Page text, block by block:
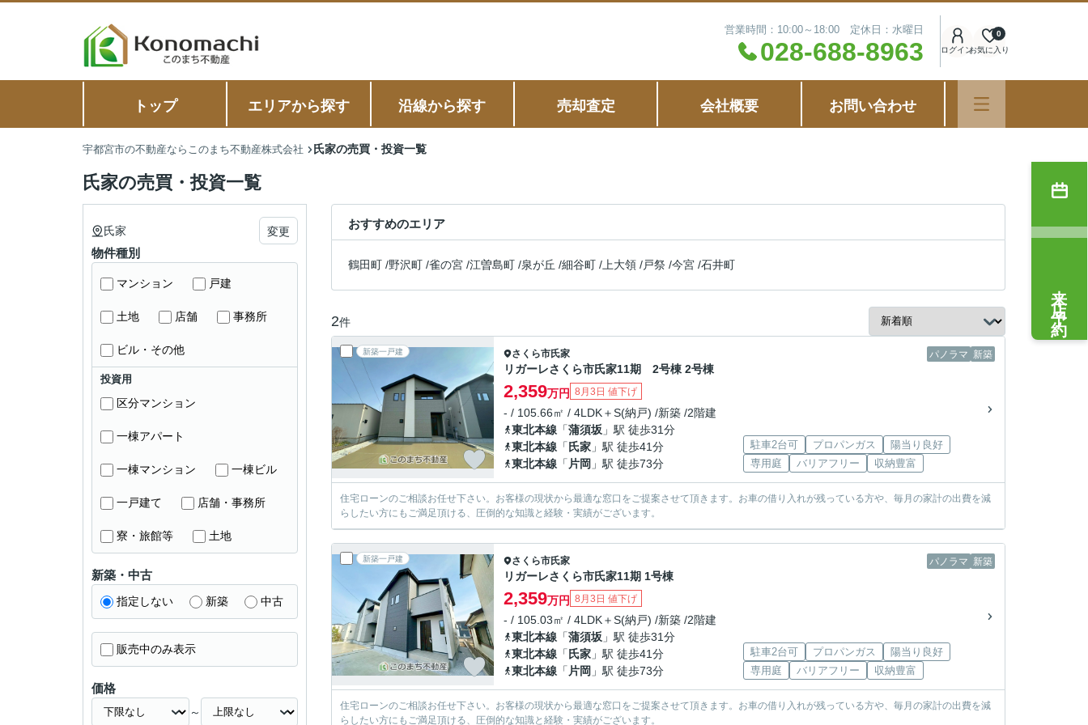
営業時間：10:00～18:00 定休日：水曜日
028-688-8963 ログインお気に入り
0
トップ エリアから探す 沿線から探す 売却査定 会社概要 お問い合わせ
宇都宮市の不動産ならこのまち不動産株式会社 氏家の売買・投資一覧
氏家の売買・投資一覧
おすすめのエリア
鶴田町 /野沢町 /雀の宮 /江曽島町 /泉が丘 /細谷町 / 上大領 /戸祭 /今宮 /石井町
2件
新築一戸建 パノラマ 新築
さくら市氏家
リガーレさくら市氏家11期 2号棟 2号棟
2,359万円 8月3日 値下げ
- / 105.66㎡ / 4LDK＋S(納戸) /新築 /2階建
東北本線 「蒲須坂 」駅 徒歩31分
東北本線 「 氏家 」駅 徒歩41分
東北本線 「 片岡 」駅 徒歩73分
駐車2台可 プロパンガス
陽当り良好
専用庭
バリアフリー 収納豊富
住宅ローンのご相談お任せ下さい。お客様の現状から最適な窓口をご提案させて頂きます。お車の借り入れが残っている方や、毎月の家計の出費を減
らしたい方にもご満足頂ける、圧倒的な知識と経験・実績がございます。
新築一戸建 パノラマ 新築
さくら市氏家
リガーレさくら市氏家11期 1号棟
2,359万円 8月3日 値下げ
- / 105.03㎡ / 4LDK＋S(納戸) /新築 /2階建
東北本線 「蒲須坂 」駅 徒歩31分
東北本線 「 氏家 」駅 徒歩41分
東北本線 「 片岡 」駅 徒歩73分
駐車2台可 プロパンガス
陽当り良好
専用庭
バリアフリー 収納豊富
住宅ローンのご相談お任せ下さい。お客様の現状から最適な窓口をご提案させて頂きます。お車の借り入れが残っている方や、毎月の家計の出費を減
らしたい方にもご満足頂ける、圧倒的な知識と経験・実績がございます。
氏家 変更
物件種別
マンション 戸建
土地 店舗 事務所
ビル・その他
投資用
区分マンション
一棟アパート
一棟マンション 一棟ビル
一戸建て 店舗・事務所
寮・旅館等 土地
新築・中古
指定しない 新築 中古
販売中のみ表示
価格
～
来店予約